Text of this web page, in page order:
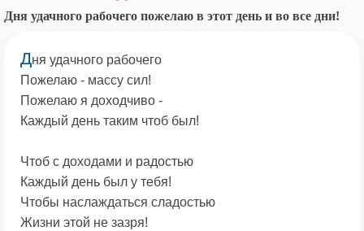
Дня удачного рабочего пожелаю в этот день и во все дни!
Дня удачного рабочего
Пожелаю - массу сил!
Пожелаю я доходчиво -
Каждый день таким чтоб был!
Чтоб с доходами и радостью
Каждый день был у тебя!
Чтобы наслаждаться сладостью
Жизни этой не зазря!